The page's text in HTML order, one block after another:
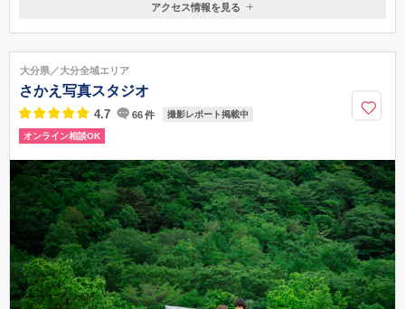
大分県大分市王子町12-1
分
097-537-3332
アクセス情報を見る
大分県／大分全域エリア
さかえ写真スタジオ
4.7 66件 撮影レポート掲載中
オンライン相談OK